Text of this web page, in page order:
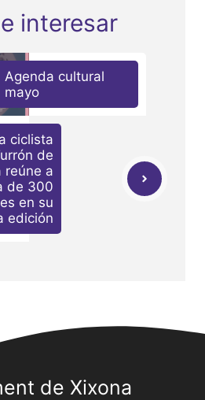
interesar
Agenda cultural
mayo
ciclista
de
reúne a
de 300
en su
edición
de Xixona